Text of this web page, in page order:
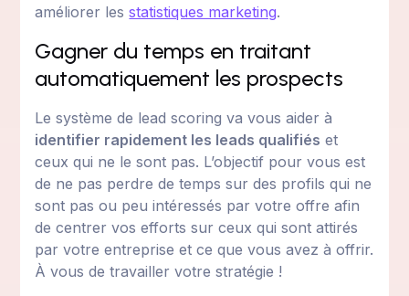
améliorer lesstatistiques marketing.
Gagner du temps en traitant
automatiquement les prospects
Le système de lead scoring va vous aider à
identifier rapidement les leads qualifiés et
ceux qui ne le sont pas. L’objectif pour vous est
de ne pas perdre de temps sur des profils qui ne
sont pas ou peu intéressés par votre offre afin
de centrer vos efforts sur ceux qui sont attirés
par votre entreprise et ce que vous avez à offrir.
À vous de travailler votre stratégie !